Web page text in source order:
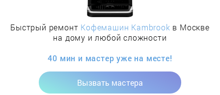
Быстрый ремонт Кофемашин Kambrook в Москве
на дому и любой сложности
40 мин и мастер уже на месте!
Вызвать мастера